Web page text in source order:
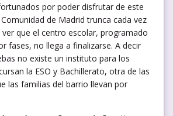
por poder disfrutar de este
de Madrid trunca cada vez
que el centro escolar, programado
fases, no llega a finalizarse. A decir
no existe un instituto para los
la ESO y Bachillerato, otra de las
las familias del barrio llevan por